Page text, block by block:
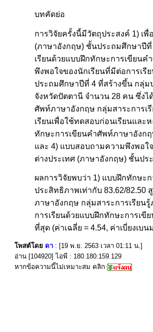
บทคัดย่อ
การวิจัยครั้งนี้มีวัตถุประสงค์ 1) เ
(ภาษาอังกฤษ) ชั้นประถมศึกษาปีที่
เรียนด้วยแบบฝึกทักษะการเขียน
พึงพอใจของนักเรียนที่มีต่อการเรี
ประถมศึกษาปีที่ 4 ที่สร้างขึ้น กลุ่ม
จังหวัดปัตตานี จำนวน 28 คน ซึ่งไ
ศัพท์ภาษาอังกฤษ กลุ่มสาระการเ
เรียนเพื่อใช้ทดสอบก่อนเรียนและ
ทักษะการเขียนคำศัพท์ภาษาอังกฤ
และ 4) แบบสอบถามความพึงพอใ
ต่างประเทศ (ภาษาอังกฤษ) ชั้นป
ผลการวิจัยพบว่า 1) แบบฝึกทักษะ
ประสิทธิภาพเท่ากับ 83.62/82.50
ภาษาอังกฤษ กลุ่มสาระการเรียน
การเรียนด้วยแบบฝึกทักษะการเ
ที่สุด (ค่าเฉลี่ย = 4.54, ค่าเบี่ยงเบน
โพสต์โดย ดา : [19 พ.ย. 2563 เวลา 01:11 น.]
อ่าน [104920] ไอพี : 180.180.159.129
หากข้อความนี้ไม่เหมาะสม คลิก